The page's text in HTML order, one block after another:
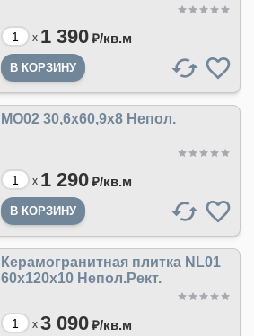
x 1 390₽/кв.м
MO02 30,6x60,9x8 Непол.
x 1 290₽/кв.м
Керамогранитная плитка NL01
60x120x10 Непол.Рект.
x 3 090₽/кв.м